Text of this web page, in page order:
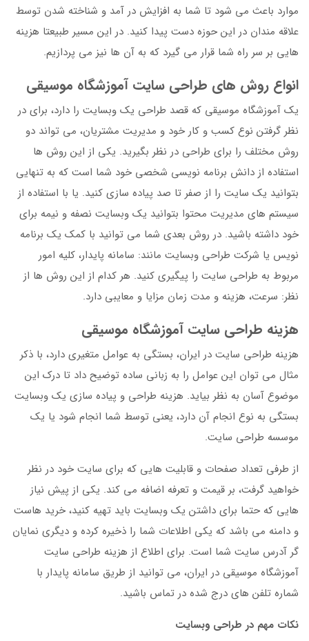
موارد باعث می شود تا شما به افزایش در آمد و شناخته شدن توسط
علاقه مندان در این حوزه دست پیدا کنید. در این مسیر طبیعتا هزینه
هایی بر سر راه شما قرار می گیرد که به آن ها نیز می پردازیم.
انواع روش های طراحی سایت آموزشگاه موسیقی
یک آموزشگاه موسیقی که قصد طراحی یک وبسایت را دارد، برای در
نظر گرفتن نوع کسب و کار خود و مدیریت مشتریان، می تواند دو
روش مختلف را برای طراحی در نظر بگیرید. یکی از این روش ها
استفاده از دانش برنامه نویسی شخصی خود شما است که به تنهایی
بتوانید یک سایت را از صفر تا صد پیاده سازی کنید. یا با استفاده از
سیستم های مدیریت محتوا بتوانید یک وبسایت نصفه و نیمه برای
خود داشته باشید. در روش بعدی شما می توانید با کمک یک برنامه
نویس یا شرکت طراحی وبسایت مانند: سامانه پایدار، کلیه امور
مربوط به طراحی سایت را پیگیری کنید. هر کدام از این روش ها از
نظر: سرعت، هزینه و مدت زمان مزایا و معایبی دارد.
هزینه طراحی سایت آموزشگاه موسیقی
هزینه طراحی سایت در ایران، بستگی به عوامل متغیری دارد، با ذکر
مثال می توان این عوامل را به زبانی ساده توضیح داد تا درک این
موضوع آسان به نظر بیاید. هزینه طراحی و پیاده سازی یک وبسایت
بستگی به نوع انجام آن دارد، یعنی توسط شما انجام شود یا یک
موسسه طراحی سایت.
از طرفی تعداد صفحات و قابلیت هایی که برای سایت خود در نظر
خواهید گرفت، بر قیمت و تعرفه اضافه می کند. یکی از پیش نیاز
هایی که حتما برای داشتن یک وبسایت باید تهیه کنید، خرید هاست
و دامنه می باشد که یکی اطلاعات شما را ذخیره کرده و دیگری نمایان
گر آدرس سایت شما است. برای اطلاع از هزینه طراحی سایت
آموزشگاه موسیقی در ایران، می توانید از طریق سامانه پایدار با
شماره تلفن های درج شده در تماس باشید.
نکات مهم در طراحی وبسایت